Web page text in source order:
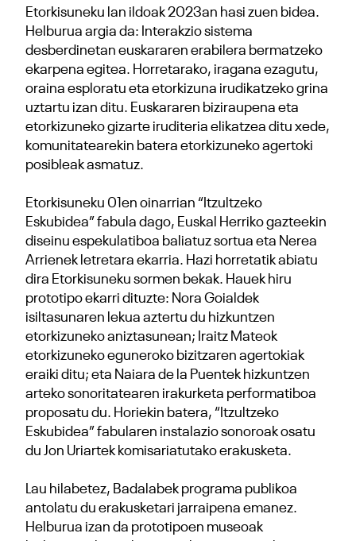
Etorkisuneku lan ildoak 2023an hasi zuen bidea.
Helburua argia da: Interakzio sistema
desberdinetan euskararen erabilera bermatzeko
ekarpena egitea. Horretarako, iragana ezagutu,
oraina esploratu eta etorkizuna irudikatzeko grina
uztartu izan ditu. Euskararen biziraupena eta
etorkizuneko gizarte iruditeria elikatzea ditu xede,
komunitatearekin batera etorkizuneko agertoki
posibleak asmatuz.
Etorkisuneku 01en oinarrian “Itzultzeko
Eskubidea” fabula dago, Euskal Herriko gazteekin
diseinu espekulatiboa baliatuz sortua eta Nerea
Arrienek letretara ekarria. Hazi horretatik abiatu
dira Etorkisuneku sormen bekak. Hauek hiru
prototipo ekarri dituzte: Nora Goialdek
isiltasunaren lekua aztertu du hizkuntzen
etorkizuneko aniztasunean; Iraitz Mateok
etorkizuneko eguneroko bizitzaren agertokiak
eraiki ditu; eta Naiara de la Puentek hizkuntzen
arteko sonoritatearen irakurketa performatiboa
proposatu du. Horiekin batera, “Itzultzeko
Eskubidea” fabularen instalazio sonoroak osatu
du Jon Uriartek komisariatutako erakusketa.
Lau hilabetez, Badalabek programa publikoa
antolatu du erakusketari jarraipena emanez.
Helburua izan da prototipoen museoak